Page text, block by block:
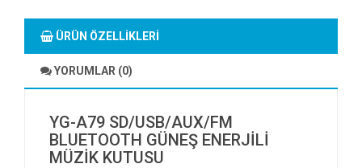
ÜRÜN ÖZELLIKLERI
YORUMLAR (0)
YG-A79 SD/USB/AUX/FM
BLUETOOTH GÜNEŞ ENERJİLİ
MÜZİK KUTUSU